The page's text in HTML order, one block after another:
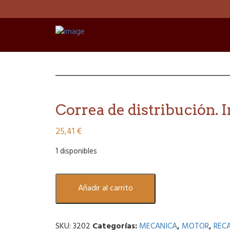
Correa de distribución.
25,41 €
1 disponibles
Correa
distribución.
Añadir al carrito
SKU:3202 Categorías:MECANICA, MOTOR,